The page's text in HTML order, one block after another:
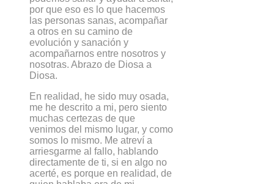
por que eso es lo que hacemos
las personas sanas, acompañar
a otros en su camino de
evolución y sanación y
acompañarnos entre nosotros y
nosotras. Abrazo de Diosa a
Diosa.
En realidad, he sido muy osada,
me he descrito a mi, pero siento
muchas certezas de que
venimos del mismo lugar, y como
somos lo mismo. Me atreví a
arriesgarme al fallo, hablando
directamente de ti, si en algo no
acerté, es porque en realidad, de